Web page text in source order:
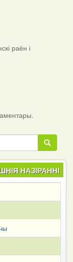
раён і
Пошук
Пошук
НАЗІРАННІ